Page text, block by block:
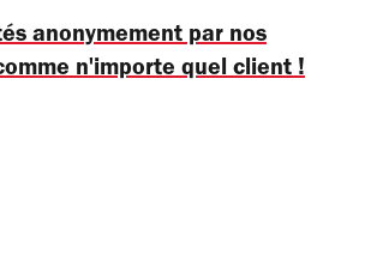
anonymement par nos
n'importe quel client !